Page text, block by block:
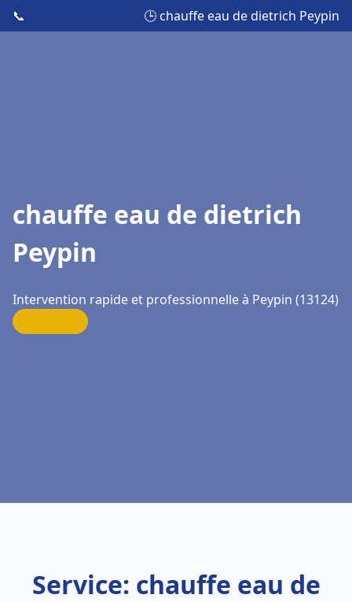
📞 🕒 chauffe eau de dietrich Peypin
chauffe eau de dietrich
Peypin
Intervention rapide et professionnelle à Peypin (13124)
Service: chauffe eau de